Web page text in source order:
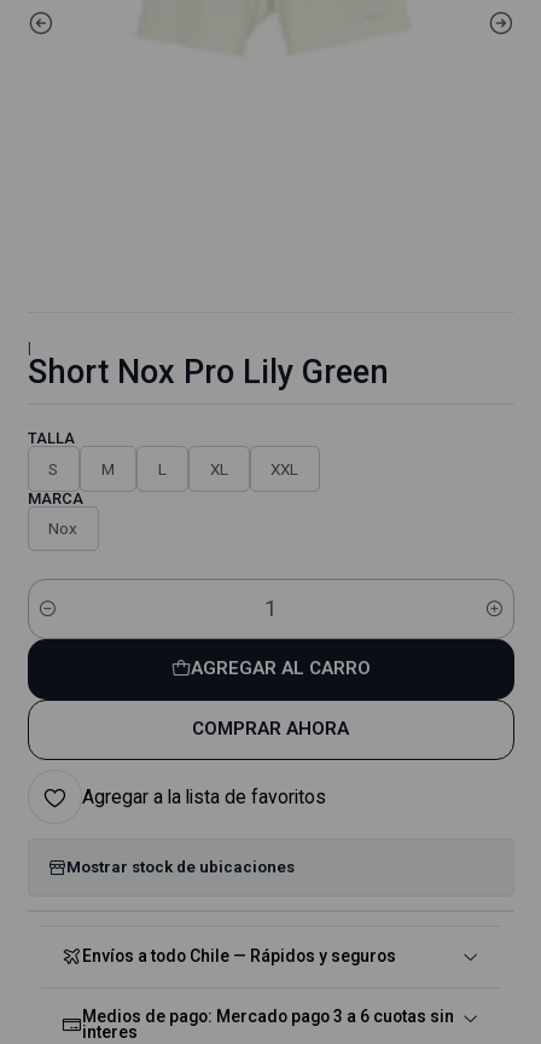
|
Short Nox Pro Lily Green
TALLA
S M L XL XXL
MARCA
Nox
Cantidad
AGREGAR AL CARRO
COMPRAR AHORA
Agregar a la lista de favoritos
Mostrar stock de ubicaciones
Envíos a todo Chile — Rápidos y seguros
Medios de pago: Mercado pago 3 a 6 cuotas sin
interes